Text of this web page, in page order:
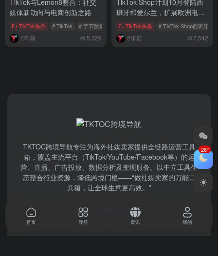
TikTok与Lemon8整合：社交
媒体新动向与电商创新之路
TikTok头条 # TikTok # 字节跳动 # Meta
2年前 5,329
TikTok Shop计划10月登陆西
班牙和爱尔兰，扩展欧洲电商
版图TikTok头条 # TikTok Shop西班牙
2年前 7,542
TKTOC跨境导航​专注为海外社媒卖家提供全链路运营工具
箱，覆盖主流平台（TikTok/YouTube/Facebook等）​的运
营、直播、广告投放、数据分析及变现服务。以中立工具生
态整合行业资源，降低跨境门槛——“做社媒卖家的万能工
具箱，让全球生意更高效。”
26°
首页 导航 资讯 我的